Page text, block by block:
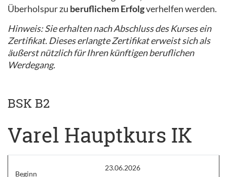
Überholspur zu beruflichem Erfolgverhelfen werden.
Hinweis: Sie erhalten nach Abschluss des Kurses ein
Zertifikat. Dieses erlangte Zertifikat erweist sich als
äußerst nützlich für Ihren künftigen beruflichen
Werdegang.
BSK B2
Varel Hauptkurs IK
Beginn
23.06.2026